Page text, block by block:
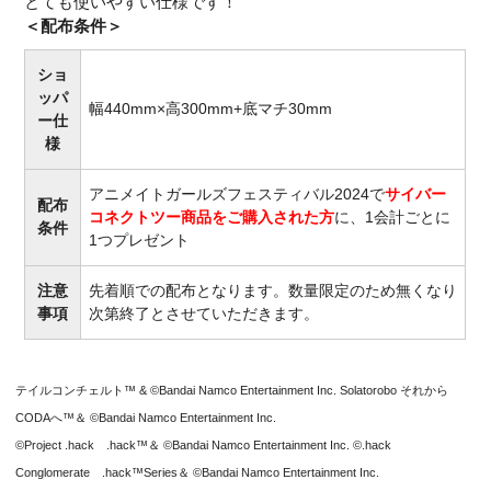
＜配布条件＞
ショ
ッパ
ー仕
様
幅440mm×高300mm+底マチ30mm
配布
条件
アニメイトガールズフェスティバル2024でサイバー
コネクトツー商品をご購入された方に、1会計ごとに
1つプレゼント
注意
事項
先着順での配布となります。数量限定のため無くなり
次第終了とさせていただきます。
テイルコンチェルト™ & ©Bandai Namco Entertainment Inc. Solatorobo それから
CODAへ™＆ ©Bandai Namco Entertainment Inc.
©Project .hack .hack™＆ ©Bandai Namco Entertainment Inc. ©.hack
Conglomerate .hack™Series＆ ©Bandai Namco Entertainment Inc.